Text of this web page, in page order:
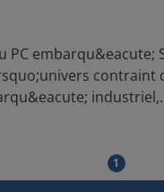
PC embarqu&eacute;
contraint
1